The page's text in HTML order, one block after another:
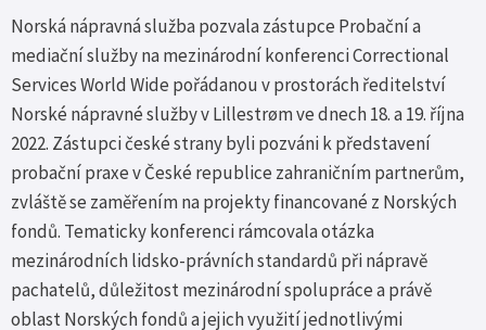
Norská nápravná služba pozvala zástupce Probační a
mediační služby na mezinárodní konferenci Correctional
Services World Wide pořádanou v prostorách ředitelství
Norské nápravné služby v Lillestrøm ve dnech 18. a 19. října
2022. Zástupci české strany byli pozváni k představení
probační praxe v České republice zahraničním partnerům,
zvláště se zaměřením na projekty financované z Norských
fondů. Tematicky konferenci rámcovala otázka
mezinárodních lidsko-právních standardů při nápravě
pachatelů, důležitost mezinárodní spolupráce a právě
oblast Norských fondů a jejich využití jednotlivými